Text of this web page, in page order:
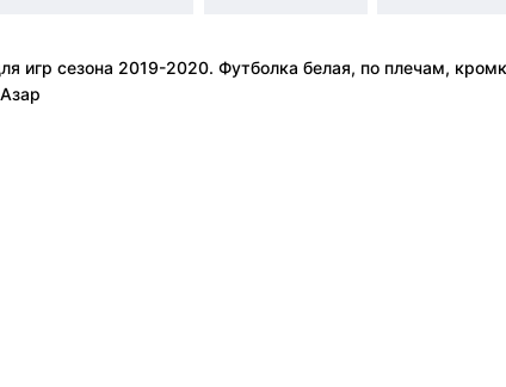
сезона 2019-2020. Футболка белая, по плечам,